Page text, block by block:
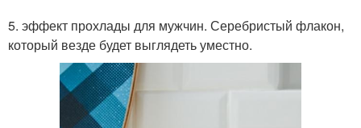
5. эффект прохлады для мужчин. Серебристый флакон,
который везде будет выглядеть уместно.